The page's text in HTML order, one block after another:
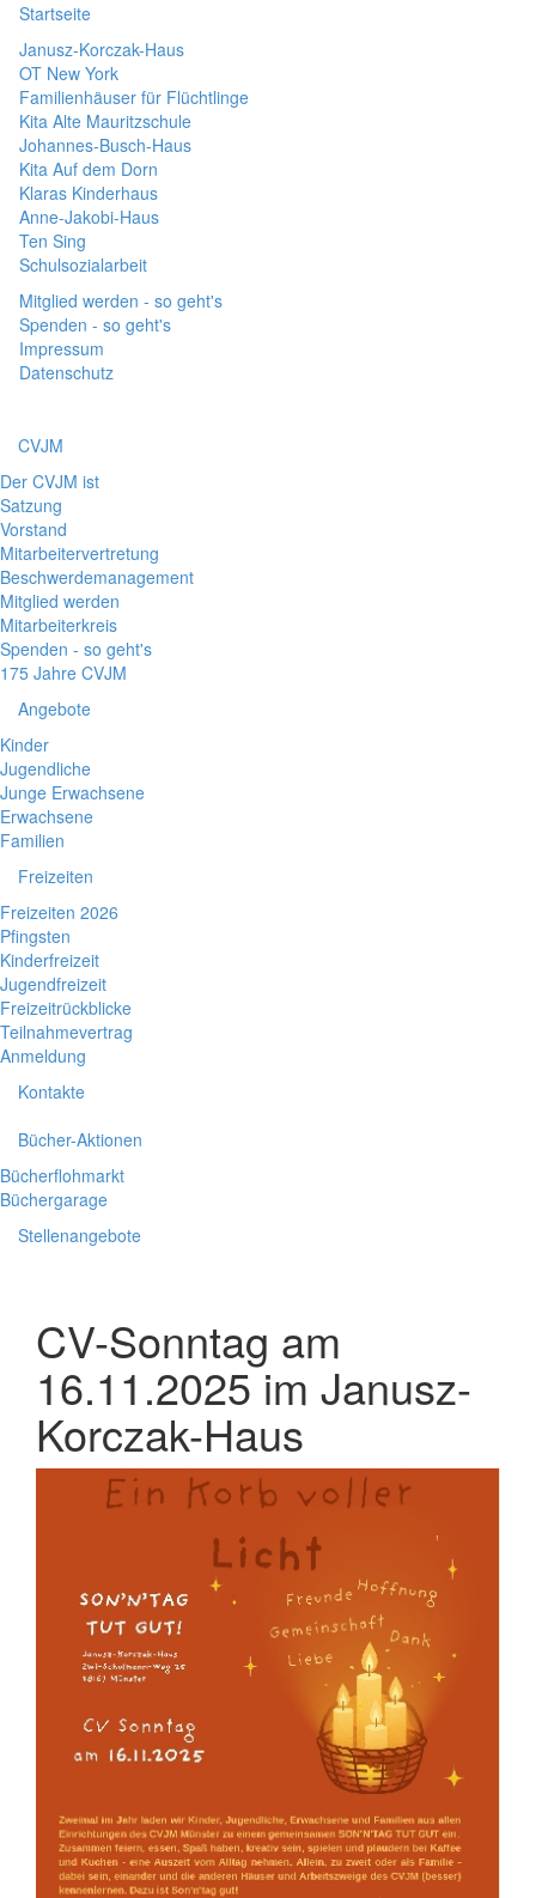
Startseite
Janusz-Korczak-Haus
OT New York
Familienhäuser für Flüchtlinge
Kita Alte Mauritzschule
Johannes-Busch-Haus
Kita Auf dem Dorn
Klaras Kinderhaus
Anne-Jakobi-Haus
Ten Sing
Schulsozialarbeit
Mitglied werden - so geht's
Spenden - so geht's
Impressum
Datenschutz
CVJM
Der CVJM ist
Satzung
Vorstand
Mitarbeitervertretung
Beschwerdemanagement
Mitglied werden
Mitarbeiterkreis
Spenden - so geht's
175 Jahre CVJM
Angebote
Kinder
Jugendliche
Junge Erwachsene
Erwachsene
Familien
Freizeiten
Freizeiten 2026
Pfingsten
Kinderfreizeit
Jugendfreizeit
Freizeitrückblicke
Teilnahmevertrag
Anmeldung
Kontakte
Bücher-Aktionen
Bücherflohmarkt
Büchergarage
Stellenangebote
CV-Sonntag am
16.11.2025 im Janusz-
Korczak-Haus